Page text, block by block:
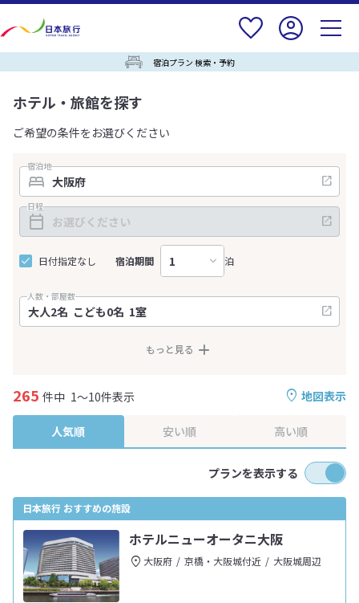
宿泊プラン 検索・予約
ホテル・旅館を探す
ご希望の条件をお選びください
宿泊地
日程
日付指定なし 宿泊期間 泊
人数・部屋数
もっと見る
地図表示
265 件中 1～10件表示
人気順 安い順 高い順
プランを表示する
日本旅行 おすすめの施設
ホテルニューオータニ大阪
大阪府 京橋・大阪城付近 大阪城周辺